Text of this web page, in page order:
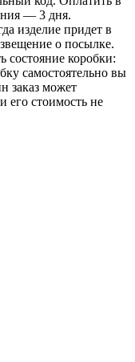
— 3 дня.
изделие придет в
о посылке.
состояние коробки:
самостоятельно вы
заказ может
его стоимость не